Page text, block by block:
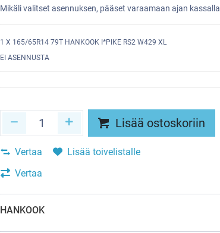
Mikäli valitset asennuksen, pääset varaamaan ajan kassalla
1 X 165/65R14 79T HANKOOK I*PIKE RS2 W429 XL
EI ASENNUSTA
Lisää ostoskoriin
Vertaa
Lisää toivelistalle
Vertaa
HANKOOK